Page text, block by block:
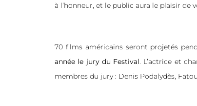
à l’honneur, et le public aura le plaisir de
70 films américains seront projetés
année le jury du Festival. L’actrice et
membres du jury : Denis Podalydès,